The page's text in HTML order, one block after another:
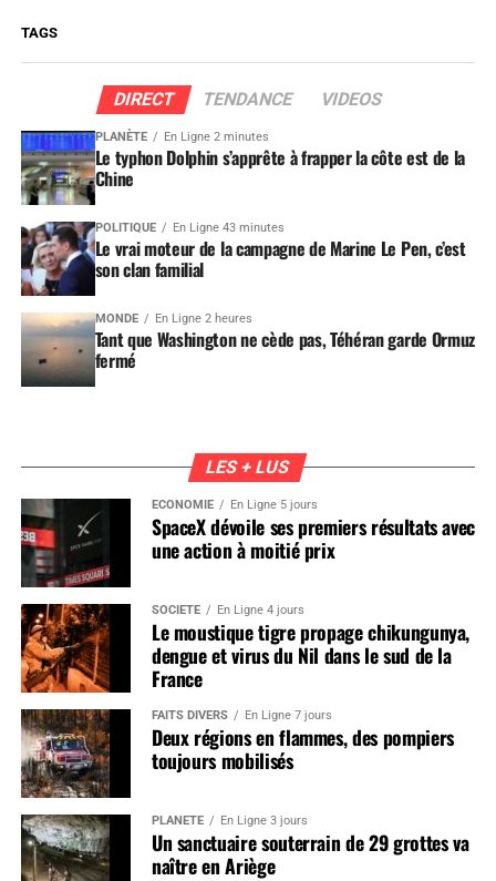
TAGS
DIRECT TENDANCE VIDEOS
PLANÈTE En Ligne 2 minutes
Le typhon Dolphin s’apprête à frapper la côte est de la
Chine
POLITIQUE En Ligne 43 minutes
Le vrai moteur de la campagne de Marine Le Pen, c’est
son clan familial
MONDE En Ligne 2 heures
Tant que Washington ne cède pas, Téhéran garde Ormuz
fermé
LES + LUS
ÉCONOMIE En Ligne 5 jours
SpaceX dévoile ses premiers résultats avec
une action à moitié prix
SOCIÉTÉ En Ligne 4 jours
Le moustique tigre propage chikungunya,
dengue et virus du Nil dans le sud de la
France
FAITS DIVERS En Ligne 7 jours
Deux régions en flammes, des pompiers
toujours mobilisés
PLANÈTE En Ligne 3 jours
Un sanctuaire souterrain de 29 grottes va
naître en Ariège